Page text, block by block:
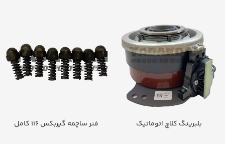
بلبرینگ کلاچ اتوماتیک فنر ساچمه گیربکس 116 کامل